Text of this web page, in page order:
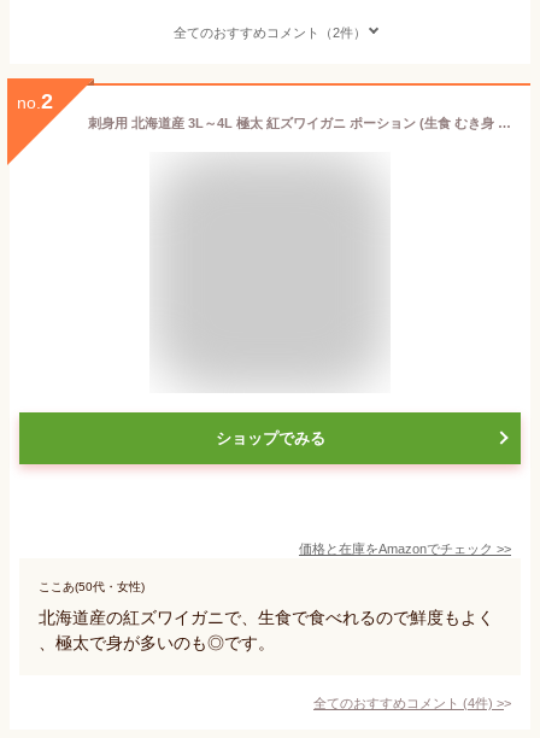
全てのおすすめコメント（2件）
no. 2
刺身用 北海道産 3L～4L 極太 紅ズワイガニ ポーション (生食 むき身 一番脚 ギフト) (1kg)
ショップでみる
価格と在庫をAmazonでチェック >>
ここあ(50代・女性)
北海道産の紅ズワイガニで、生食で食べれるので鮮度もよく
、極太で身が多いのも◎です。
全てのおすすめコメント (4件) >